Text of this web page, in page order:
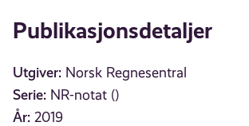
Publikasjonsdetaljer
Utgiver: Norsk Regnesentral
Serie: NR-notat ()
År: 2019